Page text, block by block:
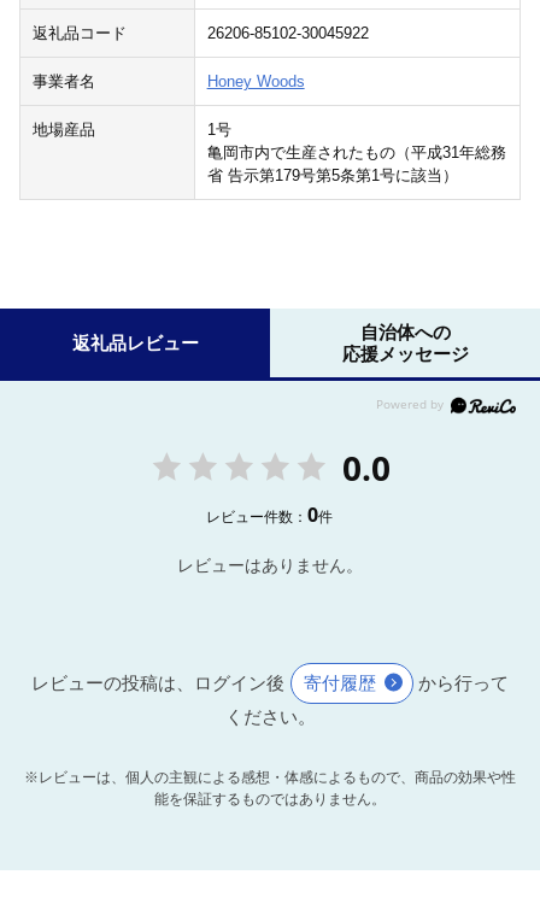
返礼品コード 26206-85102-30045922
事業者名 Honey Woods
地場産品
1号
亀岡市内で生産されたもの（平成31年総務
省 告示第179号第5条第1号に該当）
返礼品レビュー
自治体への
応援メッセージ
0.0
レビュー件数：0件
レビューはありません。
レビューの投稿は、ログイン後 寄付履歴
から行って
ください。
※レビューは、個人の主観による感想・体感によるもので、商品の効果や性
能を保証するものではありません。